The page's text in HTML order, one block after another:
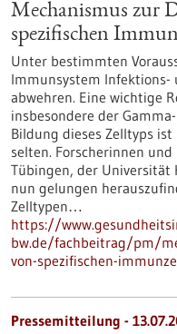
Mechanismus zur
spezifischen
Unter bestimmten
Immunsystem Infektions-
abwehren. Eine wichtige
insbesondere der
Bildung dieses Zelltyps
selten. Forscherinnen
Tübingen, der Universität
nun gelungen
Zelltypen…
https://
bw.de/fachbeitrag/pm/
von-spezifischen-
Pressemitteilung -